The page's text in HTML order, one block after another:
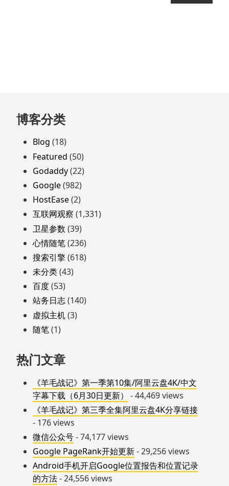
跳
至
页
脚
博客分类
Blog (18)
Featured (50)
Godaddy(22)
Google(982)
HostEase(2)
互联网观察 (1,331)
卫星参数 (39)
心情随笔(236)
搜索引擎(618)
未分类(43)
百度(53)
站务日志(140)
虚拟主机(3)
随笔(1)
热门文章
《羊毛战记》第一季第10集/阿里云盘4K/中文
字幕下载（6月30日更新）
- 44,469 views
《羊毛战记》第三季全集阿里云盘4K分享链接
- 176 views
微信公众号- 74,177 views
Google PageRank开始更新- 29,256 views
Android手机开启Google位置报告和位置记录
的方法- 24,556 views